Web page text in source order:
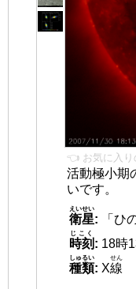
👈 お気に入り
活動極小期
いです。
衛星
えいせい
:
「ひ
時刻
じこく
: 18時
種類
しゅるい
: X線
せん